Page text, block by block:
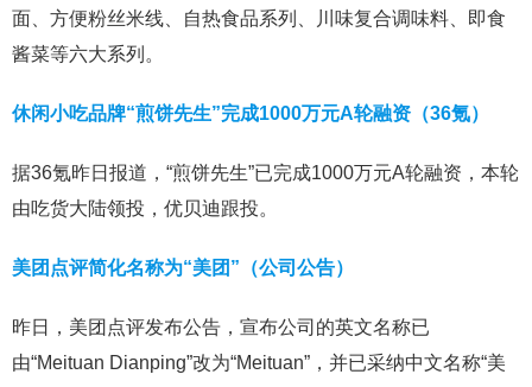
面、方便粉丝米线、自热食品系列、川味复合调味料、即食
酱菜等六大系列。
休闲小吃品牌“煎饼先生”完成1000万元A轮融资（36氪）
据36氪昨日报道，“煎饼先生”已完成1000万元A轮融资，本轮
由吃货大陆领投，优贝迪跟投。
美团点评简化名称为“美团”（公司公告）
昨日，美团点评发布公告，宣布公司的英文名称已
由“Meituan Dianping”改为“Meituan”，并已采纳中文名称“美